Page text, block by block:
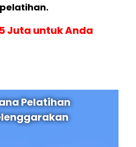
pelatihan.
Juta untuk Anda
Pelatihan